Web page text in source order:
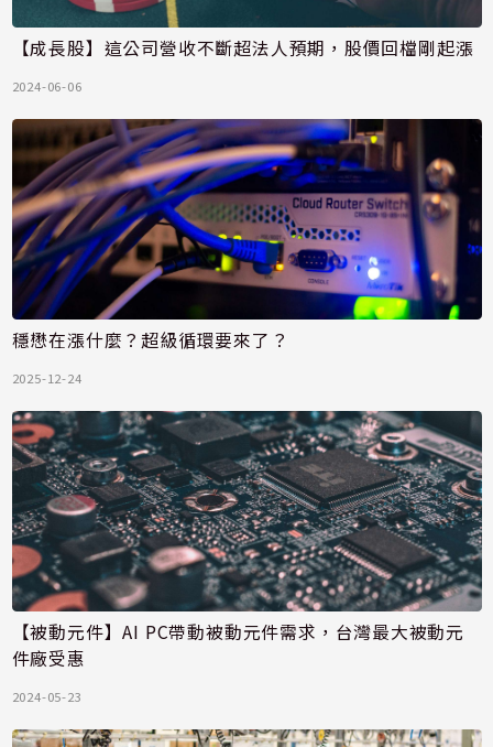
【成長股】這公司營收不斷超法人預期，股價回檔剛起漲
2024-06-06
穩懋在漲什麼？超級循環要來了？
2025-12-24
【被動元件】AI PC帶動被動元件需求，台灣最大被動元
件廠受惠
2024-05-23